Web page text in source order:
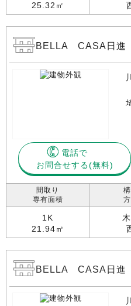
25.32㎡
BELLA CASA日進
電話で
お問合せする
間取り
専有面積
1K
21.94㎡
BELLA CASA日進